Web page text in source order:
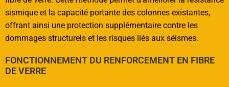
sismique et la capacité portante des colonnes existantes,
offrant ainsi une protection supplémentaire contre les
dommages structurels et les risques liés aux séismes.
FONCTIONNEMENT DU RENFORCEMENT EN FIBRE
DE VERRE